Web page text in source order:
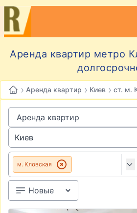
Аренда квартир метро
› Аренда квартир › Киев › ст. м.
м. Кловская